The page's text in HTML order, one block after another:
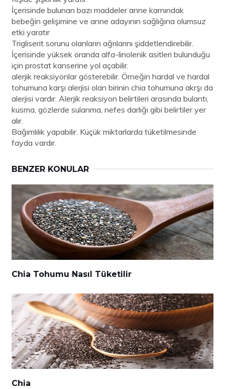
İçerisinde bulunan bazı maddeler anne karnındak
bebeğin gelişimine ve anne adayının sağlığına olumsuz
etki yaratır
Trigliserit sorunu olanların ağrılarını şiddetlendirebilir.
İçerisinde yüksek oranda alfa-linolenik asitleri bulunduğu
için prostat kanserine yol açabilir.
alerjik reaksiyonlar gösterebilir. Örneğin hardal ve hardal
tohumuna karşı alerjisi olan birinin chia tohumuna akrşı da
alerjisi vardır. Alerjik reaksiyon belirtileri arasında bulantı,
kusma, gözlerde sulanma, nefes darlığı gibi belirtiler yer
alır.
Bağımlılık yapabilir. Küçük miktarlarda tüketilmesinde
fayda vardır.
BENZER KONULAR
Chia Tohumu Nasıl Tüketilir
Chia